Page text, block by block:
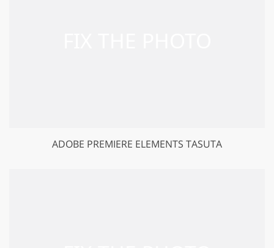
ADOBE PREMIERE ELEMENTS TASUTA